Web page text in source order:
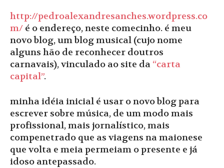
http://pedroalexandresanches.wordpress.co
m/ é o endereço, neste comecinho. é meu
novo blog, um blog musical (cujo nome
alguns hão de reconhecer doutros
carnavais), vinculado ao site da “carta
capital”.
minha idéia inicial é usar o novo blog para
escrever sobre música, de um modo mais
profissional, mais jornalístico, mais
compenetrado que as viagens na maionese
que volta e meia permeiam o presente e já
idoso antepassado.